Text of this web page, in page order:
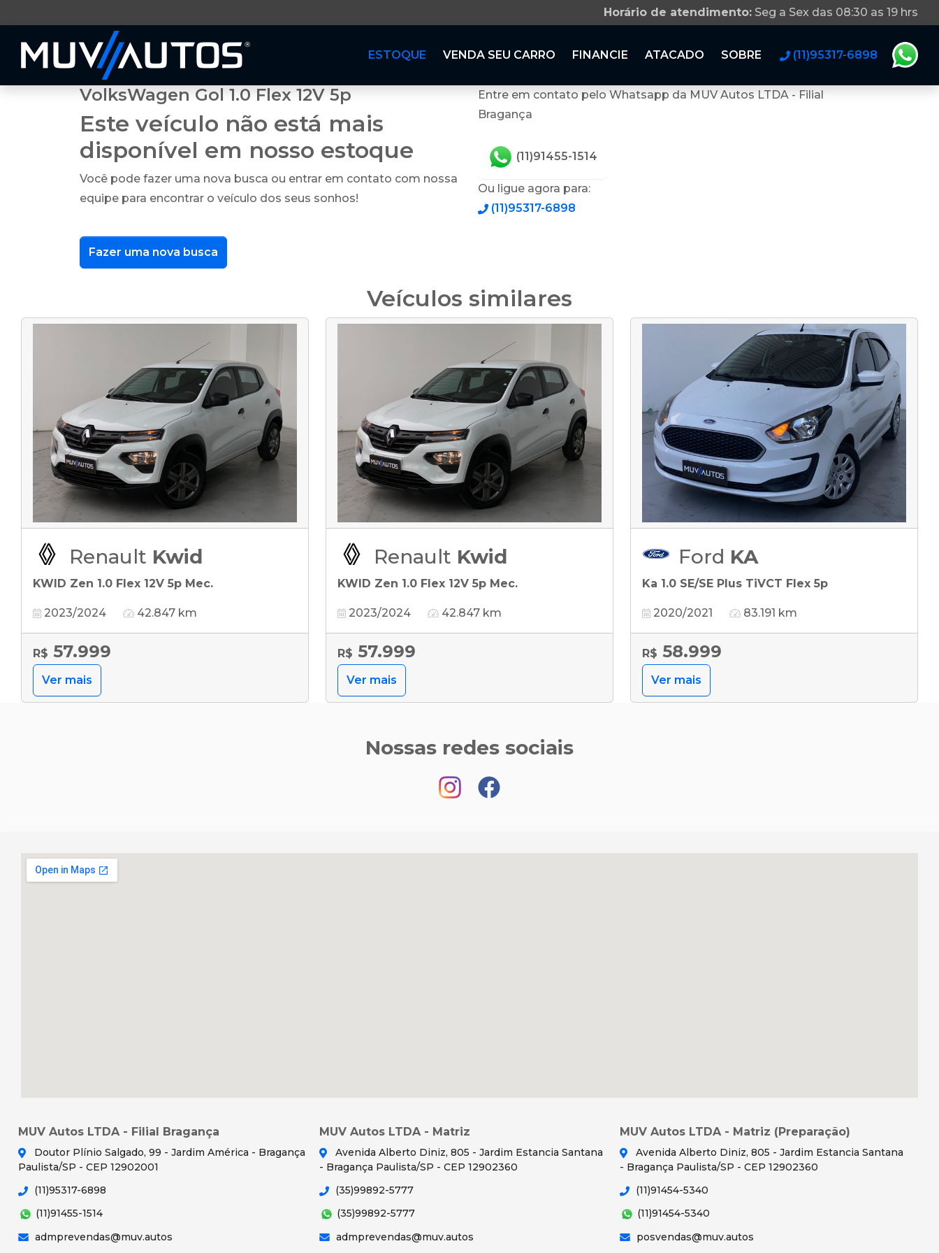
Horário de atendimento: Seg a Sex das 08:30 as 19 hrs
ESTOQUE VENDA SEU CARRO FINANCIE ATACADO SOBRE (11)95317-6898
VolksWagen Gol 1.0 Flex 12V 5p
Este veículo não está mais
disponível em nosso estoque
Você pode fazer uma nova busca ou entrar em contato com nossa
equipe para encontrar o veículo dos seus sonhos!
Fazer uma nova busca
Entre em contato pelo Whatsapp da MUV Autos LTDA - Filial
Bragança
(11)91455-1514
Ou ligue agora para:
(11)95317-6898
Veículos similares
Renault Kwid
KWID Zen 1.0 Flex 12V 5p Mec.
2023/2024 42.847 km
R$ 57.999
Ver mais
Renault Kwid
KWID Zen 1.0 Flex 12V 5p Mec.
2023/2024 42.847 km
R$ 57.999
Ver mais
Ford KA
Ka 1.0 SE/SE Plus TiVCT Flex 5p
2020/2021 83.191 km
R$ 58.999
Ver mais
Nossas redes sociais
MUV Autos LTDA - Filial Bragança
Doutor Plínio Salgado, 99 - Jardim América - Bragança
Paulista/SP - CEP 12902001
(11)95317-6898
(11)91455-1514
admprevendas@muv.autos
MUV Autos LTDA - Matriz
Avenida Alberto Diniz, 805 - Jardim Estancia Santana
- Bragança Paulista/SP - CEP 12902360
(35)99892-5777
(35)99892-5777
admprevendas@muv.autos
MUV Autos LTDA - Matriz (Preparação)
Avenida Alberto Diniz, 805 - Jardim Estancia Santana
- Bragança Paulista/SP - CEP 12902360
(11)91454-5340
(11)91454-5340
posvendas@muv.autos